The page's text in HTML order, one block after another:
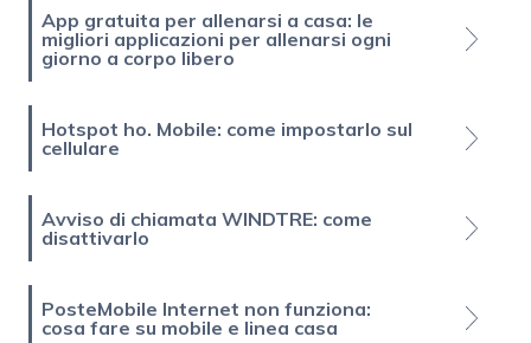
App gratuita per allenarsi a casa: le
migliori applicazioni per allenarsi ogni
giorno a corpo libero
Hotspot ho. Mobile: come impostarlo sul
cellulare
Avviso di chiamata WINDTRE: come
disattivarlo
PosteMobile Internet non funziona:
cosa fare su mobile e linea casa